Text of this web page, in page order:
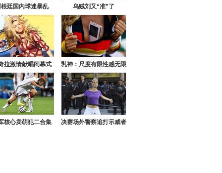
廷国内球迷暴乱 乌贼刘又“准”了
拉激情献唱闭幕式 乳神：尺度有限性感无限
核心卖萌犯二合集 决赛场外警察追打示威者